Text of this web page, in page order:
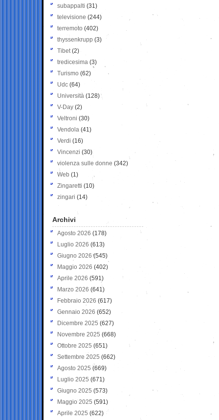
subappalti (31)
televisione(244)
terremoto (402)
thyssenkrupp (3)
Tibet(2)
tredicesima (3)
Turismo (62)
Udc (64)
Università (128)
V-Day (2)
Veltroni (30)
Vendola (41)
Verdi (16)
Vincenzi (30)
violenza sulle donne (342)
Web (1)
Zingaretti (10)
zingari (14)
Archivi
Agosto 2026 (178)
Luglio 2026 (613)
Giugno 2026 (545)
Maggio 2026 (402)
Aprile 2026 (591)
Marzo 2026 (641)
Febbraio 2026 (617)
Gennaio 2026 (652)
Dicembre 2025 (627)
Novembre 2025 (668)
Ottobre 2025 (651)
Settembre 2025 (662)
Agosto 2025 (669)
Luglio 2025 (671)
Giugno 2025 (573)
Maggio 2025 (591)
Aprile 2025 (622)